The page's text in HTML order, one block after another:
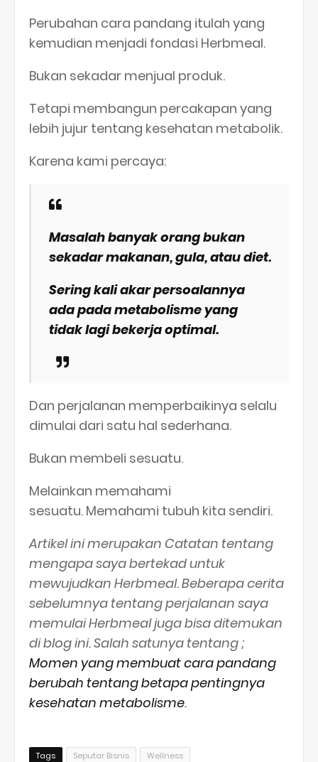
Perubahan cara pandang itulah yang
kemudian menjadi fondasi Herbmeal.
Bukan sekadar menjual produk.
Tetapi membangun percakapan yang
lebih jujur tentang kesehatan metabolik.
Karena kami percaya:
Masalah banyak orang bukan
sekadar makanan, gula, atau diet.
Sering kali akar persoalannya
ada pada metabolisme yang
tidak lagi bekerja optimal.
Dan perjalanan memperbaikinya selalu
dimulai dari satu hal sederhana.
Bukan membeli sesuatu.
Melainkan memahami
sesuatu. Memahami tubuh kita sendiri.
Artikel ini merupakan Catatan tentang
mengapa saya bertekad untuk
mewujudkan Herbmeal. Beberapa cerita
sebelumnya tentang perjalanan saya
memulai Herbmeal juga bisa ditemukan
di blog ini.Salah satunya tentang ;
Momen yang membuat cara pandang
berubah tentang betapa pentingnya
kesehatan metabolisme.
Tags Seputar Bisnis Wellness